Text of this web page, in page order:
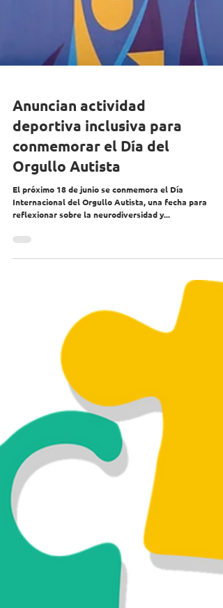
Anuncian actividad
deportiva inclusiva para
conmemorar el Día del
Orgullo Autista
Internacional del Orgullo Autista, una fecha para
reflexionar sobre la neurodiversidad y...